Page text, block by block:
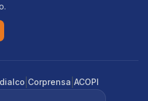
Corprensa ACOPI